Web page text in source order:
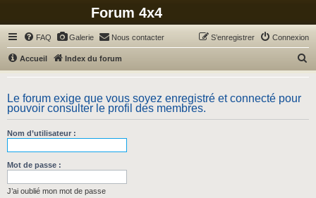
Forum 4x4
FAQ Galerie Nous contacter Connexion
S’enregistrer
Accueil Index du forum
Le forum exige que vous soyez enregistré et connecté pour
pouvoir consulter le profil des membres.
Nom d’utilisateur :
Mot de passe :
J’ai oublié mon mot de passe